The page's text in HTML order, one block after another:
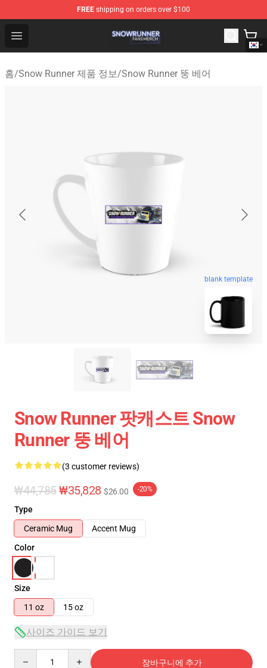
FREE shipping on orders over $100
Open menu
Snow Runner Shop - Official Snow Runner Merchandise
홈/Snow Runner 제품 정보/Snow Runner 뚱 베어
blank template
Snow Runner 팟캐스트 Snow
Runner 뚱 베어
(3 customer reviews)
₩44,785₩35,828 $26.00 -20%
Type
Ceramic Mug
Accent Mug
Color
Size
11 oz
15 oz
사이즈 가이드 보기
장바구니에 추가